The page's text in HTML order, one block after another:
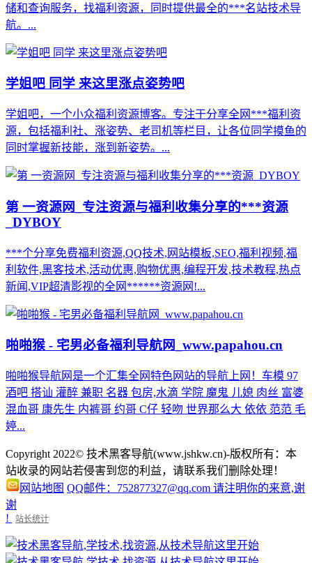
储和查询服务，找福利资源，同时提供最全的***名站技术导
航。...
学姐吧 同学 来这里涨点姿势吧
学姐吧，一个小众福利资源博客。专注于分享全网***福利资
源，包括福利社、涨姿势、老司机等栏目，让各位同学摸鱼的
同时掌握新技能，涨到新姿势。...
第 一资源网_专注资源与福利收集分享的***资源
_DYBOY
***个分享免费福利资源,QQ技术,网站模板,SEO,福利视频,福
利软件,黑客技术,活动优惠,购物优惠,编程开发,技术教程,热点
新闻,VIP超清影视的全网******资源网!...
啪啪猴 - 宅男必备福利导航网_www.papahou.cn
啪啪猴导航网是一个汇集全网特色网站的导航上网！车模 97
酒吧 搭讪 灌醉 兼职 名器 包房,水滴 学院 魔鬼 儿媳 肉丝 富婆
混血哥 康先生 内裤哥 约哥 C仔 轻吻 世界那么大 依依 范范 毛
婷...
Copyright 2022© 技术黑客导航(www.jshkw.cn)-版权所有：本
站收录的网站若侵害到您的利益，请联系我们删除处理！
网站地图 QQ邮件：752877327@qq.com 请注明你的来意,谢
谢
!
站长统计